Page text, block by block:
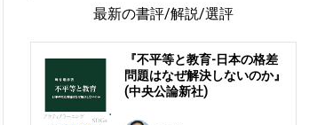
最新の書評/解説/選評
『不平等と教育-日本の格差
問題はなぜ解決しないのか』
(中央公論新社)